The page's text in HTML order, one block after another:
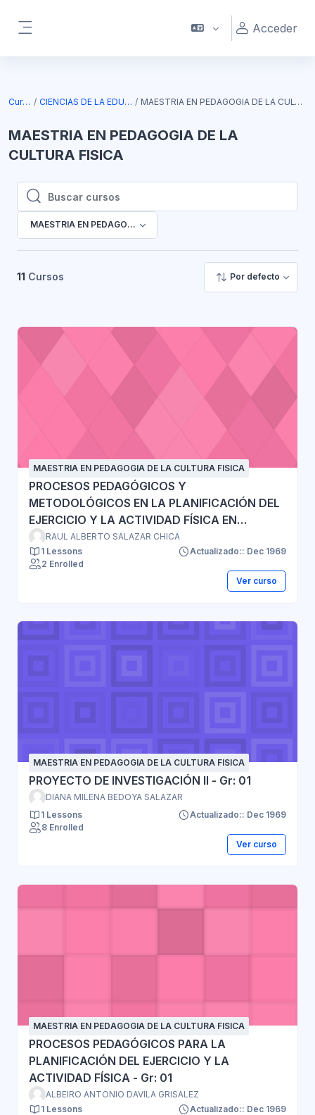
Acceder
Cursos CIENCIAS DE LA EDUCACION MAESTRIA EN PEDAGOGIA DE LA CULTURA FISICA
MAESTRIA EN PEDAGOGIA DE LA
CULTURA FISICA
Buscar cursos
Buscar cursos
MAESTRIA EN PEDAGOGIA DE LA CULTURA FISICA
11 Cursos Por defecto
MAESTRIA EN PEDAGOGIA DE LA CULTURA FISICA
PROCESOS PEDAGÓGICOS Y
METODOLÓGICOS EN LA PLANIFICACIÓN DEL
EJERCICIO Y LA ACTIVIDAD FÍSICA EN
POBLACIÓN SANA SEDENTARIA - Gr: 01
RAUL ALBERTO SALAZAR CHICA
1 Lessons
Actualizado:: Dec 1969
2 Enrolled
Ver curso
MAESTRIA EN PEDAGOGIA DE LA CULTURA FISICA
PROYECTO DE INVESTIGACIÓN II - Gr: 01
DIANA MILENA BEDOYA SALAZAR
1 Lessons
Actualizado:: Dec 1969
8 Enrolled
Ver curso
MAESTRIA EN PEDAGOGIA DE LA CULTURA FISICA
PROCESOS PEDAGÓGICOS PARA LA
PLANIFICACIÓN DEL EJERCICIO Y LA
ACTIVIDAD FÍSICA - Gr: 01
ALBEIRO ANTONIO DAVILA GRISALEZ
1 Lessons
Actualizado:: Dec 1969